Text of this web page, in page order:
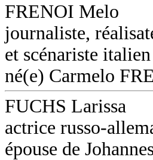
FRENOI Melo
journaliste,
et scénariste italien
né(e) Carmelo
FUCHS Larissa
actrice russo-
épouse de